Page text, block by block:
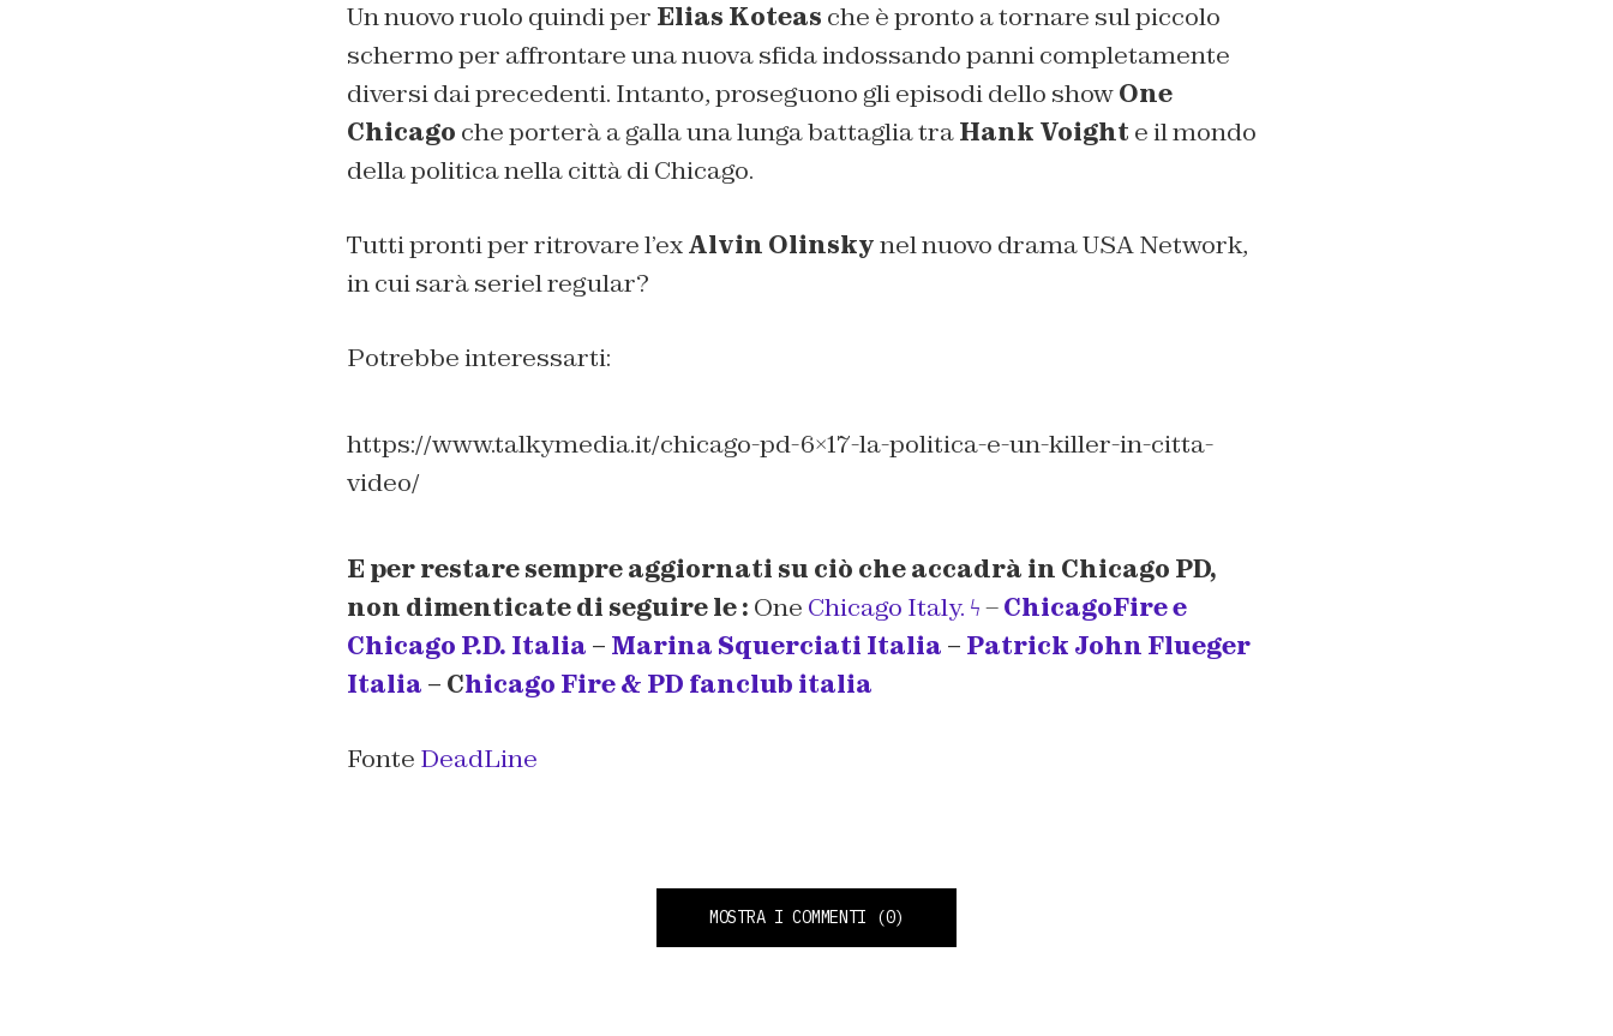
Un nuovo ruolo quindi per Elias Koteas che è pronto a tornare sul piccolo
schermo per affrontare una nuova sfida indossando panni completamente
diversi dai precedenti. Intanto, proseguono gli episodi dello showOne
Chicago che porterà a galla una lunga battaglia traHank Voight e il mondo
della politica nella città di Chicago.
Tutti pronti per ritrovare l’exAlvin Olinskynel nuovo drama USA Network,
in cui sarà seriel regular?
Potrebbe interessarti:
https://www.talkymedia.it/chicago-pd-6×17-la-politica-e-un-killer-in-citta-
video/
E per restare sempre aggiornati su ciò che accadrà in Chicago PD,
non dimenticate di seguire le : One Chicago Italy. ϟ–ChicagoFire e
Chicago P.D. Italia – Marina Squerciati Italia – Patrick John Flueger
Italia – Chicago Fire & PD fanclub italia
Fonte DeadLine
MOSTRA I COMMENTI (0)